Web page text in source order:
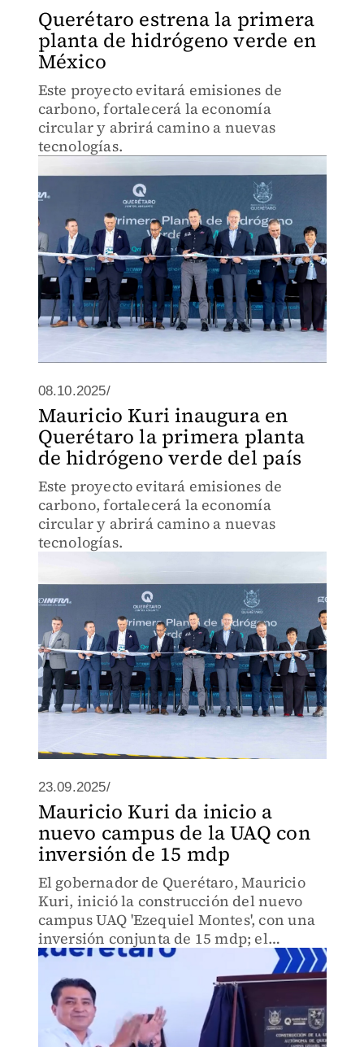
Querétaro estrena la primera
planta de hidrógeno verde en
México
Este proyecto evitará emisiones de
carbono, fortalecerá la economía
circular y abrirá camino a nuevas
tecnologías.
08.10.2025/
Mauricio Kuri inaugura en
Querétaro la primera planta
de hidrógeno verde del país
Este proyecto evitará emisiones de
carbono, fortalecerá la economía
circular y abrirá camino a nuevas
tecnologías.
23.09.2025/
Mauricio Kuri da inicio a
nuevo campus de la UAQ con
inversión de 15 mdp
El gobernador de Querétaro, Mauricio
Kuri, inició la construcción del nuevo
campus UAQ 'Ezequiel Montes', con una
inversión conjunta de 15 mdp; el
proyecto contempla tres etapas con
aulas, laboratorios y oficinas.